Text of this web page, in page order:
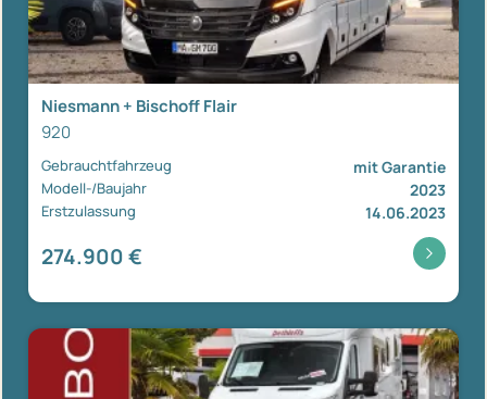
Niesmann + Bischoff Flair
920
Gebrauchtfahrzeug mit Garantie
Modell-/Baujahr 2023
Erstzulassung 14.06.2023
274.900 €